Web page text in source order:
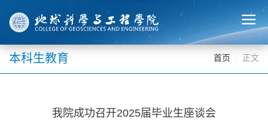
本科生教育 首页 正文
我院成功召开2025届毕业生座谈会